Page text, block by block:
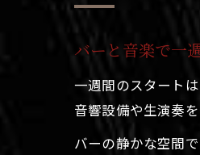
バーと音楽で一
一週間のスタート
音響設備や生演奏
バーの静かな空間